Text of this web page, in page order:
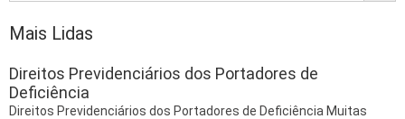
Mais Lidas
Direitos Previdenciários dos Portadores de
Deficiência
Direitos Previdenciários dos Portadores de Deficiência Muitas